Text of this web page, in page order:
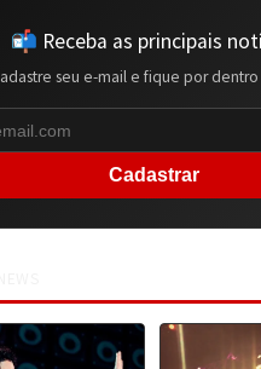
📬 Receba as principais
seu e-mail e fique por
Cadastrar